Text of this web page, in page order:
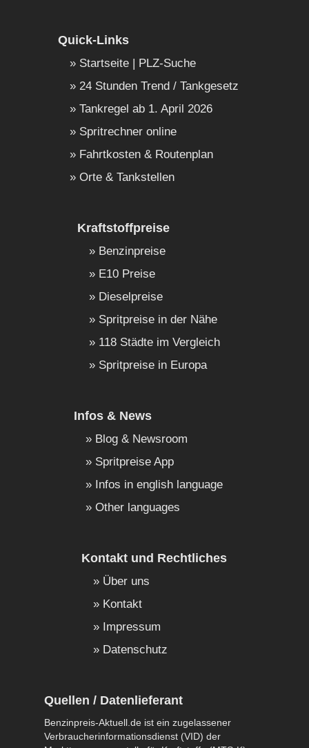
Quick-Links
Startseite | PLZ-Suche
24 Stunden Trend / Tankgesetz
Tankregel ab 1. April 2026
Spritrechner online
Fahrtkosten & Routenplan
Orte & Tankstellen
Kraftstoffpreise
Benzinpreise
E10 Preise
Dieselpreise
Spritpreise in der Nähe
118 Städte im Vergleich
Spritpreise in Europa
Infos & News
Blog & Newsroom
Spritpreise App
Infos in english language
Other languages
Kontakt und Rechtliches
Über uns
Kontakt
Impressum
Datenschutz
Quellen / Datenlieferant
Benzinpreis-Aktuell.de ist ein zugelassener
Verbraucherinformationsdienst (VID) der